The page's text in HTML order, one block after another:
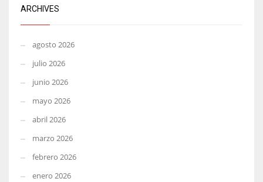
ARCHIVES
agosto 2026
julio 2026
junio 2026
mayo 2026
abril 2026
marzo 2026
febrero 2026
enero 2026